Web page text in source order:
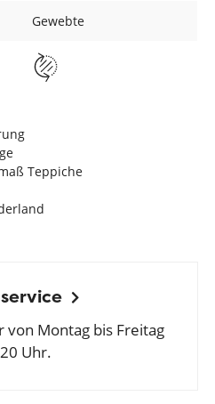
Teppiche
von Montag bis Freitag
Uhr.
Gewebte